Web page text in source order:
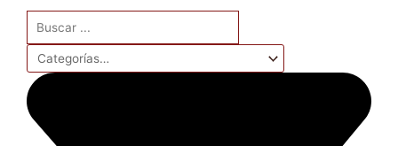
Search
...